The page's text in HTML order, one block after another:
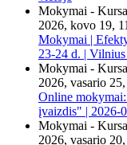
Mokymai -
2026, kovo 19,
Mokymai |
23-24 d. |
Mokymai -
2026, vasario
Online
įvaizdis" | 2026-
Mokymai -
2026, vasario